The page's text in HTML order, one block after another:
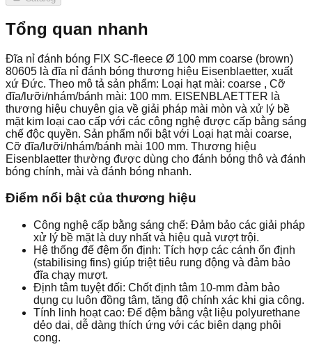
Tổng quan nhanh
Đĩa nỉ đánh bóng FIX SC-fleece Ø 100 mm coarse (brown)
80605 là đĩa nỉ đánh bóng thương hiệu Eisenblaetter, xuất
xứ Đức. Theo mô tả sản phẩm: Loại hạt mài: coarse , Cỡ
đĩa/lưỡi/nhám/bánh mài: 100 mm. EISENBLAETTER là
thương hiệu chuyên gia về giải pháp mài mòn và xử lý bề
mặt kim loại cao cấp với các công nghệ được cấp bằng sáng
chế độc quyền. Sản phẩm nổi bật với Loại hạt mài coarse,
Cỡ đĩa/lưỡi/nhám/bánh mài 100 mm. Thương hiệu
Eisenblaetter thường được dùng cho đánh bóng thô và đánh
bóng chính, mài và đánh bóng nhanh.
Điểm nổi bật của thương hiệu
Công nghệ cấp bằng sáng chế: Đảm bảo các giải pháp
xử lý bề mặt là duy nhất và hiệu quả vượt trội.
Hệ thống đế đệm ổn định: Tích hợp các cánh ổn định
(stabilising fins) giúp triệt tiêu rung động và đảm bảo
đĩa chạy mượt.
Định tâm tuyệt đối: Chốt định tâm 10-mm đảm bảo
dụng cụ luôn đồng tâm, tăng độ chính xác khi gia công.
Tính linh hoạt cao: Đế đệm bằng vật liệu polyurethane
dẻo dai, dễ dàng thích ứng với các biên dạng phôi
cong.